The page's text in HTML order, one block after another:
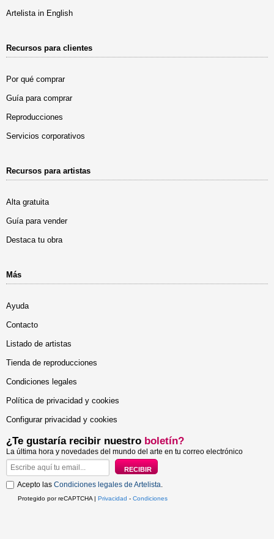
Artelista in English
Recursos para clientes
Por qué comprar
Guía para comprar
Reproducciones
Servicios corporativos
Recursos para artistas
Alta gratuita
Guía para vender
Destaca tu obra
Más
Ayuda
Contacto
Listado de artistas
Tienda de reproducciones
Condiciones legales
Política de privacidad y cookies
Configurar privacidad y cookies
¿Te gustaría recibir nuestro boletín?
La última hora y novedades del mundo del arte en tu correo electrónico
Acepto las Condiciones legales de Artelista.
Protegido por reCAPTCHA | Privacidad - Condiciones